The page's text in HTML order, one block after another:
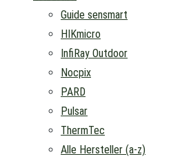
Guide sensmart
HIKmicro
InfiRay Outdoor
Nocpix
PARD
Pulsar
ThermTec
Alle Hersteller (a-z)